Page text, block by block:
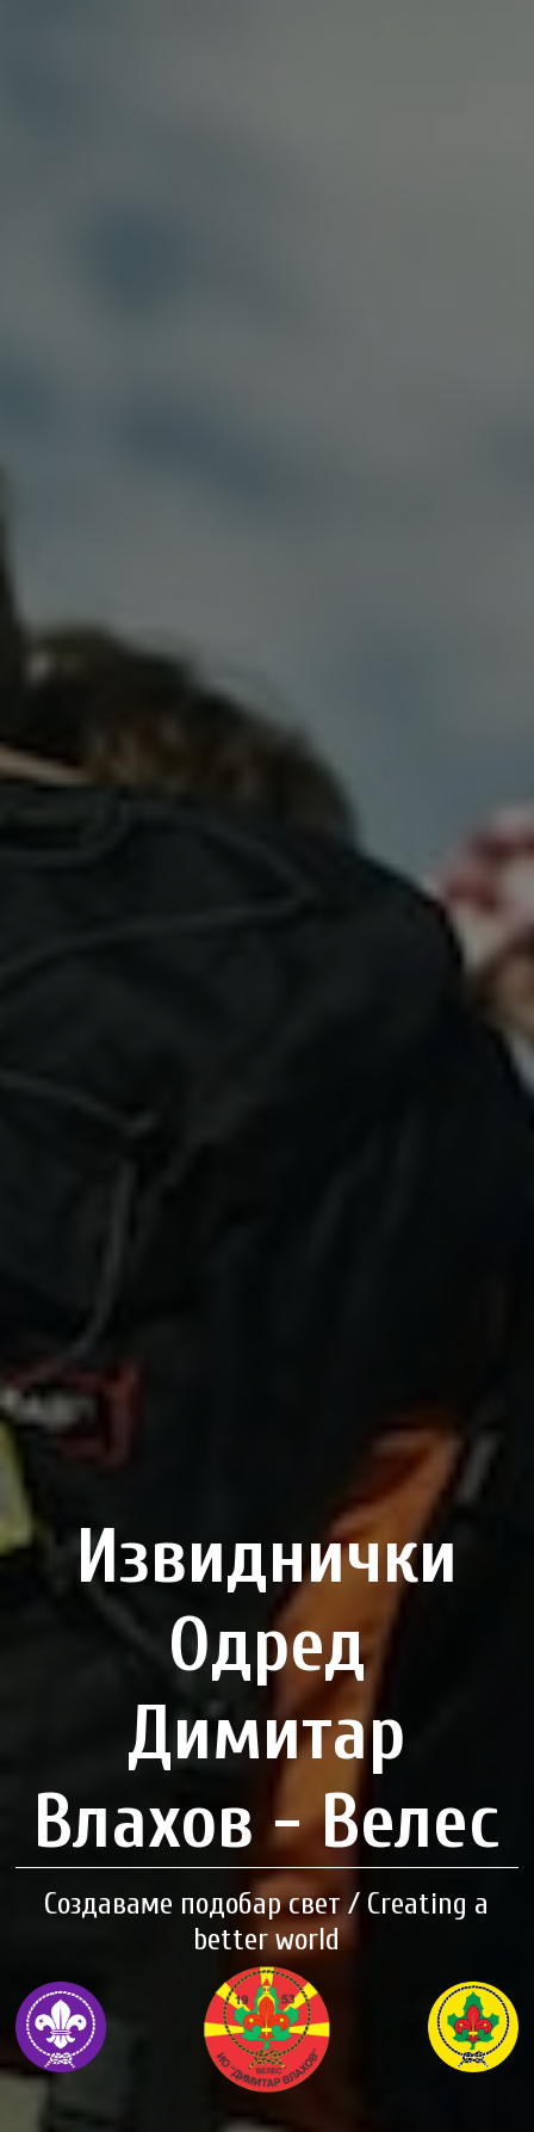
Извиднички
Одред
Димитар
Влахов - Велес
Создаваме подобар свет / Creating a
better world